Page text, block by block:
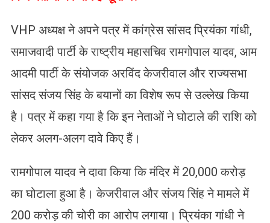
VHP अध्यक्ष ने अपने पत्र में कांग्रेस सांसद प्रियंका गांधी,
समाजवादी पार्टी के राष्ट्रीय महासचिव रामगोपाल यादव, आम
आदमी पार्टी के संयोजक अरविंद केजरीवाल और राज्यसभा
सांसद संजय सिंह के बयानों का विशेष रूप से उल्लेख किया
है। पत्र में कहा गया है कि इन नेताओं ने घोटाले की राशि को
लेकर अलग-अलग दावे किए हैं।
रामगोपाल यादव ने दावा किया कि मंदिर में 20,000 करोड़
का घोटाला हुआ है। ​केजरीवाल और संजय सिंह ने मामले में
200 करोड़ की चोरी का आरोप लगाया। प्रियंका गांधी ने